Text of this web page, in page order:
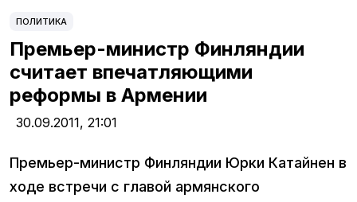
ПОЛИТИКА
Премьер-министр Финляндии
считает впечатляющими
реформы в Армении
30.09.2011, 21:01
Премьер-министр Финляндии Юрки Катайнен в
ходе встречи с главой армянского